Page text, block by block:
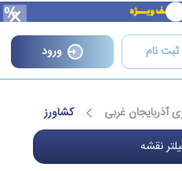
×
ثبت نام ورود
آذربایجان غربی
کشاورز
نقشه